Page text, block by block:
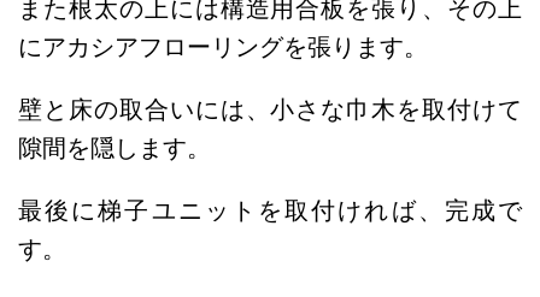
また根太の上には構造用合板を張り、その上
にアカシアフローリングを張ります。
壁と床の取合いには、小さな巾木を取付けて
隙間を隠します。
最後に梯子ユニットを取付ければ、完成で
す。